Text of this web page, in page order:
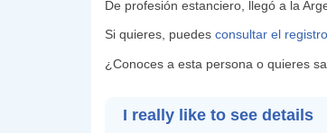
De profesión estanciero, llegó a la
Si quieres, puedes consultar el
¿Conoces a esta persona o quieres
I really like to see details